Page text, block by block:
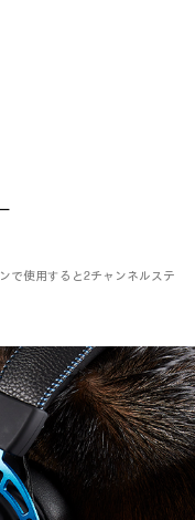
で使用すると2チャンネルステ